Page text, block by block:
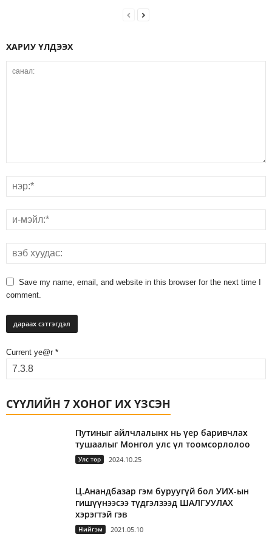
ХАРИУ ҮЛДЭЭХ
Save my name, email, and website in this browser for the next time I
comment.
Current ye@r *
СҮҮЛИЙН 7 ХОНОГ ИХ ҮЗСЭН
Путиныг айлчлалынх нь үер баривчлах
тушаалыг Монгол улс үл тоомсорлолоо
Улс төр 2024.10.25
Ц.Анандбазар гэм буруугүй бол УИХ-ын
гишүүнээсээ түдгэлзээд ШАЛГУУЛАХ
хэрэгтэй гэв
Нийгэм 2021.05.10